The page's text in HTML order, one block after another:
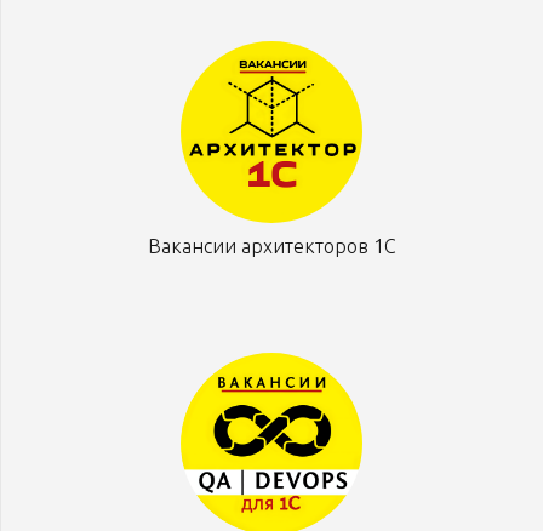
Вакансии архитекторов 1С